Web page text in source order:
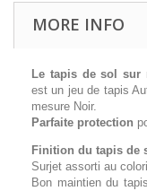
MORE INFO
Le tapis de sol sur
est un jeu de tapis
mesure Noir.
Parfaite protection
Finition du tapis de
Surjet assorti au
Bon maintien du